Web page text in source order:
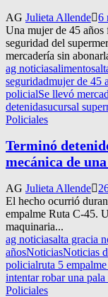
AG Julieta Allende 6
Una mujer de 45 años
seguridad del
mercadería sin
ag noticiasalimentos
seguridadmujer de 45
policialSe llevó
detenidasucursal
Policiales
Terminó
mecánica de
AG Julieta Allende
El hecho ocurrió
empalme Ruta C-45.
maquinaria...
ag noticiasalta gracia
añosNoticiasNoticias
policialruta 5
intentar robar una
Policiales